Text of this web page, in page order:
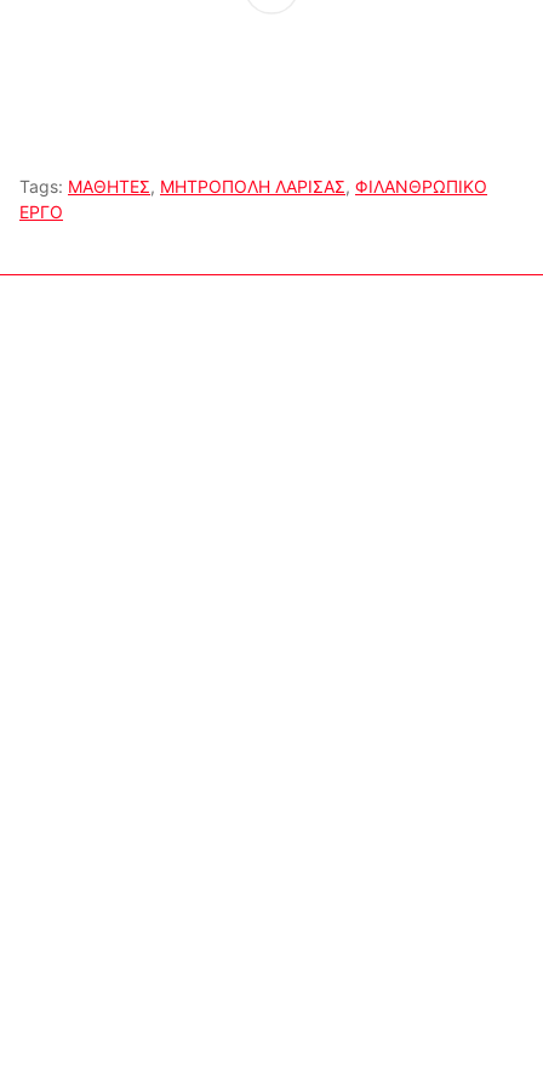
Tags: ΜΑΘΗΤΕΣ, ΜΗΤΡΟΠΟΛΗ ΛΑΡΙΣΑΣ, ΦΙΛΑΝΘΡΩΠΙΚΟ
ΕΡΓΟ